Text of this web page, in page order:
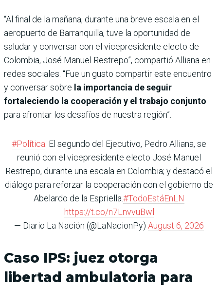
“Al final de la mañana, durante una breve escala en el
aeropuerto de Barranquilla, tuve la oportunidad de
saludar y conversar con el vicepresidente electo de
Colombia, José Manuel Restrepo”, compartió Alliana en
redes sociales. “Fue un gusto compartir este encuentro
y conversar sobre la importancia de seguir
fortaleciendo la cooperación y el trabajo conjunto
para afrontar los desafíos de nuestra región”.
#Política . El segundo del Ejecutivo, Pedro Alliana, se
reunió con el vicepresidente electo José Manuel
Restrepo, durante una escala en Colombia; y destacó el
diálogo para reforzar la cooperación con el gobierno de
Abelardo de la Espriella.#TodoEstáEnLN
https://t.co/n7LnvvuBwl
— Diario La Nación (@LaNacionPy) August 6, 2026
Caso IPS: juez otorga
libertad ambulatoria para